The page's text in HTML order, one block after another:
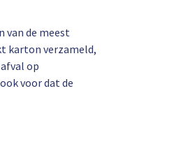
van de meest
karton verzameld,
op
voor dat de